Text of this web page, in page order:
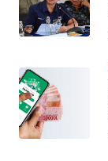
WN
WN
BANTEN
WN